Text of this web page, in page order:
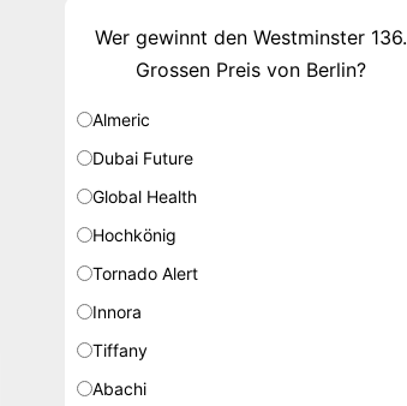
Wer gewinnt den Westminster 136.
Grossen Preis von Berlin?
Almeric
Dubai Future
Global Health
Hochkönig
Tornado Alert
Innora
Tiffany
Abachi